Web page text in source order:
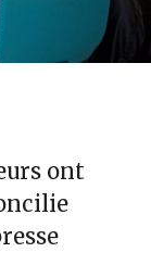
ont